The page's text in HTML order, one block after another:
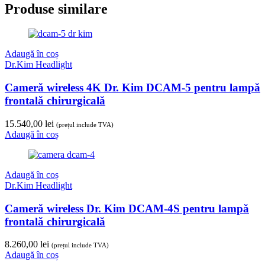
Produse similare
Adaugă în coș
Dr.Kim Headlight
Cameră wireless 4K Dr. Kim DCAM-5 pentru lampă
frontală chirurgicală
15.540,00 lei (prețul include TVA)
Adaugă în coș
Adaugă în coș
Dr.Kim Headlight
Cameră wireless Dr. Kim DCAM-4S pentru lampă
frontală chirurgicală
8.260,00 lei (prețul include TVA)
Adaugă în coș